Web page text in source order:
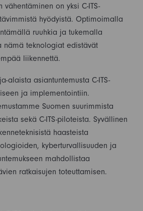
on yksi C-ITS-
hyödyistä. Optimoimalla
ruuhkia ja tukemalla
nämä teknologiat edistävät
liikennettä.
alaista asiantuntemusta C-ITS-
ja implementointiin.
Suomen suurimmista
sekä C-ITS-piloteista. Syvällinen
haasteista
kyberturvallisuuden ja
mahdollistaa
ratkaisujen toteuttamisen.